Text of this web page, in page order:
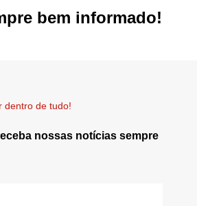
bem informado!
dentro de tudo!
nossas notícias sempre